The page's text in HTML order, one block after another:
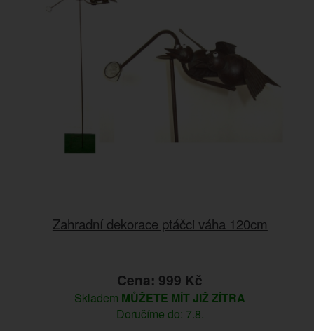
Zahradní dekorace ptáčci váha 120cm
Cena: 999 Kč
Skladem MŮŽETE MÍT JIŽ ZÍTRA
Doručíme do: 7.8.